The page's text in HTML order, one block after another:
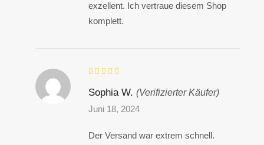
exzellent. Ich vertraue diesem Shop
komplett.
Sophia W. (Verifizierter Käufer)
Juni 18, 2024
Der Versand war extrem schnell.